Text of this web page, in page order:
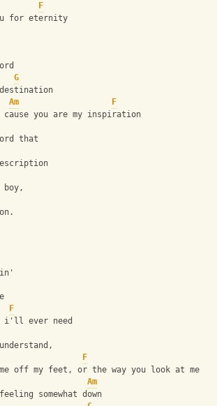
F
for eternity
G
Am
F
you are my inspiration
that
F
i'll ever need
F
me off my feet, or the way you look at me
Am
somewhat down